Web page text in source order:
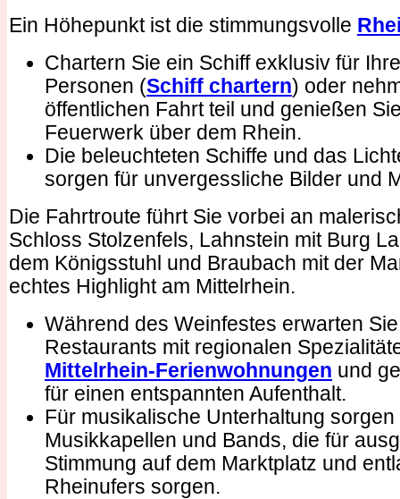
Ein Höhepunkt ist die stimmungsvolle
Chartern Sie ein Schiff exklusiv für
Personen (Schiff chartern) oder
öffentlichen Fahrt teil und genießen
Feuerwerk über dem Rhein.
Die beleuchteten Schiffe und das
sorgen für unvergessliche Bilder und
Die Fahrtroute führt Sie vorbei an
Schloss Stolzenfels, Lahnstein mit Burg
dem Königsstuhl und Braubach mit der
echtes Highlight am Mittelrhein.
Während des Weinfestes erwarten
Restaurants mit regionalen
Mittelrhein-Ferienwohnungen und
für einen entspannten Aufenthalt.
Für musikalische Unterhaltung
Musikkapellen und Bands, die für
Stimmung auf dem Marktplatz und
Rheinufers sorgen.